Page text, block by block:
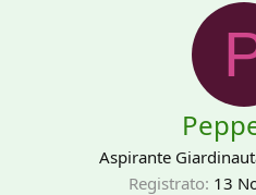
Aspirante
Registrato 13